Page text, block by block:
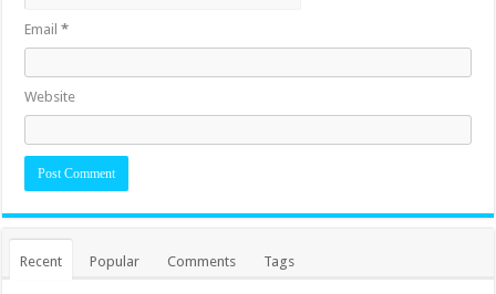
Email*
Website
Recent Popular Comments Tags